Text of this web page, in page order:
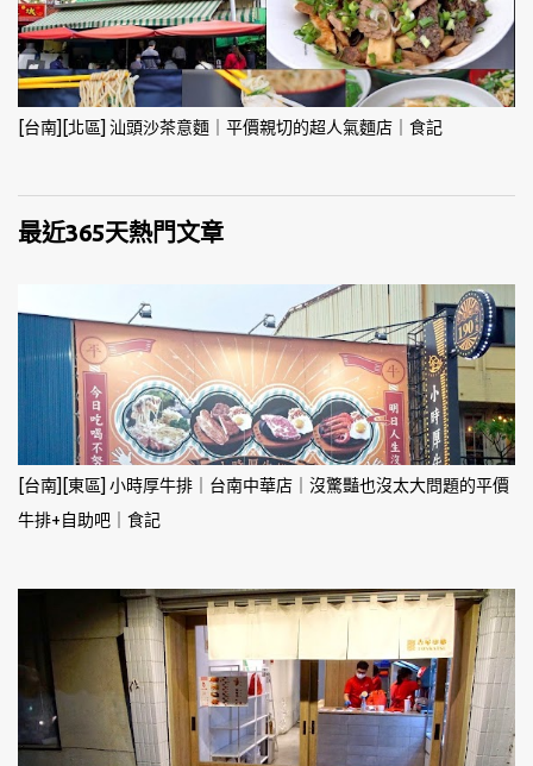
[台南][北區] 汕頭沙茶意麵｜平價親切的超人氣麵店｜食記
最近365天熱門文章
[台南][東區] 小時厚牛排｜台南中華店｜沒驚豔也沒太大問題的平價
牛排+自助吧｜食記